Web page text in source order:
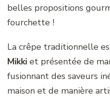
belles propositions
fourchette !
La crêpe traditionnelle
Mikki et présentée de
fusionnant des saveurs
maison et de manière